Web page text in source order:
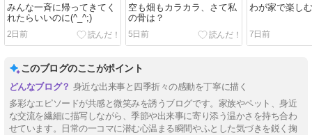
みんな一斉に帰ってきてく
れたらいいのに(^_^;)
2日前
空も畑もカラカラ、さて私
の骨は？
5日前
わが家で楽し
7日前
このブログのここがポイント
身近な出来事と四季折々の感動を丁寧に描く
多彩なエピソードが共感と微笑みを誘うブログです。家族やペット、身近
な交流を繊細に描写しながら、季節や出来事に寄り添う温かさを持ち合わ
せています。日常の一コマに潜む心温まる瞬間やふとした気づきを鋭く掬